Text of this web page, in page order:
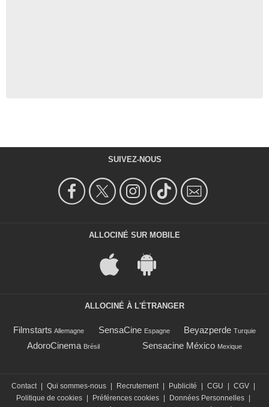
SUIVEZ-NOUS
ALLOCINÉ SUR MOBILE
ALLOCINÉ À L'ÉTRANGER
Filmstarts Allemagne SensaCine Espagne Beyazperde Turquie
AdoroCinema Brésil Sensacine México Mexique
Contact Qui sommes-nous Recrutement Publicité CGU CGV
Politique de cookies
Préférences cookies Données Personnelles